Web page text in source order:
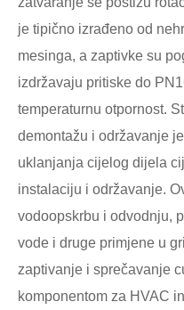
je tipično izrađeno od
mesinga, a zaptivke su
izdržavaju pritiske do
temperaturnu otpornost.
demontažu i održavanje
uklanjanja cijelog dijela
instalaciju i održavanje.
vodoopskrbu i odvodnju,
vode i druge primjene u
zaptivanje i sprečavanje
komponentom za HVAC